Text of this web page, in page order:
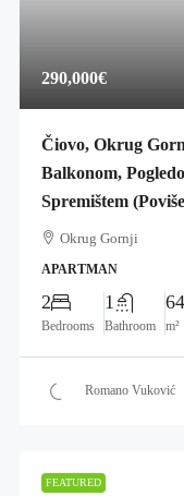
290,000€
Čiovo, Okrug
Balkonom,
Spremištem
Okrug Gornji
APARTMAN
2
Bedrooms
1
Bathroom m²
Romano Vuković
FEATURED